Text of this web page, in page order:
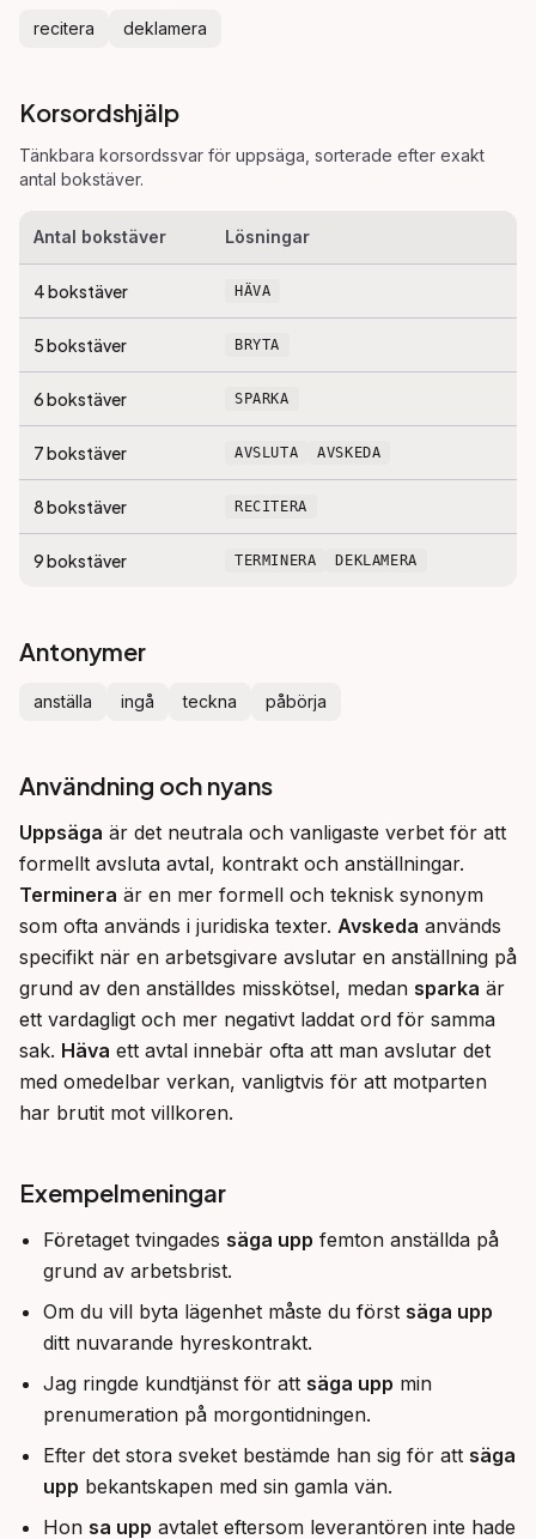
recitera deklamera
Korsordshjälp
Tänkbara korsordssvar för uppsäga , sorterade efter exakt
antal bokstäver.
Antal bokstäver Lösningar
4bokstäver HÄVA
5bokstäver BRYTA
6bokstäver SPARKA
7bokstäver AVSLUTA AVSKEDA
8bokstäver RECITERA
9bokstäver TERMINERA DEKLAMERA
Antonymer
anställa ingå teckna påbörja
Användning och nyans
Uppsäga är det neutrala och vanligaste verbet för att
Terminera är en mer formell och teknisk synonym
som ofta används i juridiska texter. Avskeda används
specifikt när en arbetsgivare avslutar en anställning på
grund av den anställdes misskötsel, medan sparka är
ett vardagligt och mer negativt laddat ord för samma
sak. Häva ett avtal innebär ofta att man avslutar det
med omedelbar verkan, vanligtvis för att motparten
har brutit mot villkoren.
Exempelmeningar
Företaget tvingades säga upp femton anställda på
grund av arbetsbrist.
Om du vill byta lägenhet måste du först säga upp
ditt nuvarande hyreskontrakt.
Jag ringde kundtjänst för att säga upp min
prenumeration på morgontidningen.
Efter det stora sveket bestämde han sig för att säga
upp bekantskapen med sin gamla vän.
Hon sa upp avtalet eftersom leverantören inte hade